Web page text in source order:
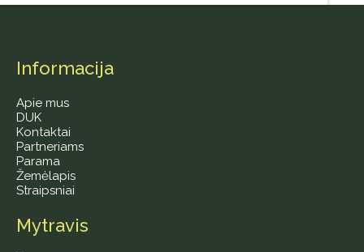
Informacija
Apie mus
DUK
Kontaktai
Partneriams
Parama
Žemėlapis
Straipsniai
Mytravis